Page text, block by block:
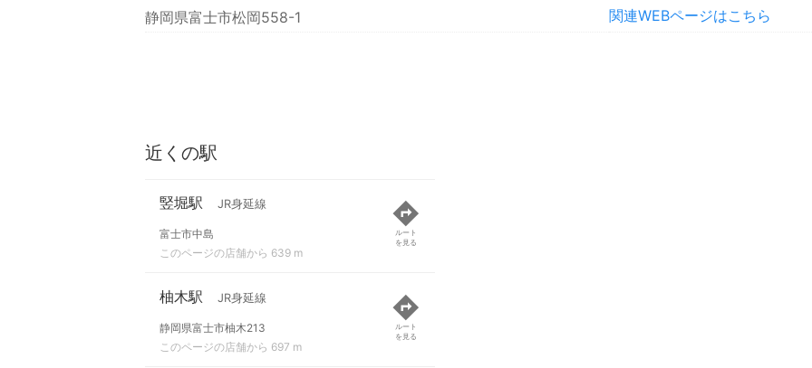
静岡県富士市松岡558-1 関連WEBページはこちら
近くの駅
竪堀駅 JR身延線
富士市中島
このページの店舗から 639 m
ルート
を見る
柚木駅 JR身延線
静岡県富士市柚木213
このページの店舗から 697 m
ルート
を見る